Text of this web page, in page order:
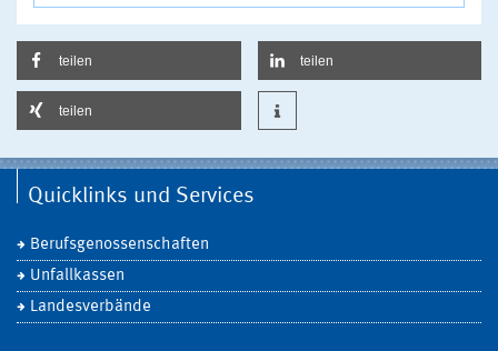
teilen teilen
teilen
Quicklinks und Services
Berufsgenossenschaften
Unfallkassen
Landesverbände